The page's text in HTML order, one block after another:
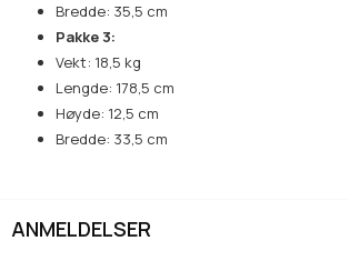
Bredde: 35,5 cm
Pakke 3:
Vekt: 18,5 kg
Lengde: 178,5 cm
Høyde: 12,5 cm
Bredde: 33,5 cm
ANMELDELSER